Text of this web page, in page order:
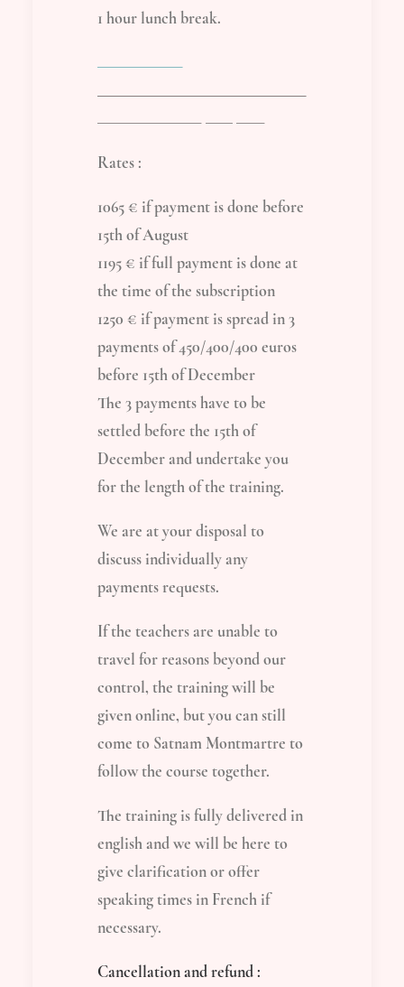
1 hour lunch break.
Rates :
1065 € if payment is done before
15th of August
1195 € if full payment is done at
the time of the subscription
1250 € if payment is spread in 3
payments of 450/400/400 euros
before 15th of December
The 3 payments have to be
settled before the 15th of
December and undertake you
for the length of the training.
We are at your disposal to
discuss individually any
payments requests.
If the teachers are unable to
travel for reasons beyond our
control, the training will be
given online, but you can still
come to Satnam Montmartre to
follow the course together.
The training is fully delivered in
english and we will be here to
give clarification or offer
speaking times in French if
necessary.
Cancellation and refund :